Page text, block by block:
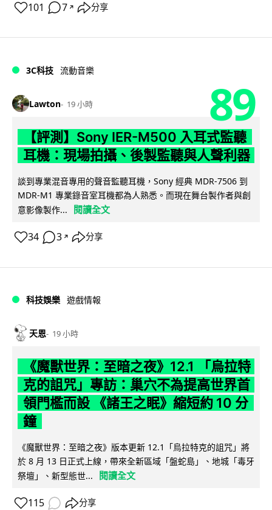
101 7 ↗ 分享
3C科技 流動音樂
Lawton 19 小時 89
【評測】Sony IER-M500 入耳式監聽
耳機：現場拍攝、後製監聽與人聲利器
談到專業混音專用的聲音監聽耳機，Sony 經典 MDR-7506 到
MDR-M1 專業錄音室耳機都為人熟悉。而現在舞台製作者與創
意影像製作...
閱讀全文
34 3 ↗ 分享
科技娛樂 遊戲情報
天恩 19 小時
《魔獸世界：至暗之夜》12.1 「烏拉特
克的詛咒」專訪：巢穴不為提高世界首
領門檻而設 《諸王之眠》縮短約 10 分
鐘
《魔獸世界：至暗之夜》版本更新 12.1「烏拉特克的詛咒」將
於 8 月 13 日正式上線，帶來全新區域「盤蛇島」、地城「毒牙
祭壇」、新型態世...
閱讀全文
115 分享